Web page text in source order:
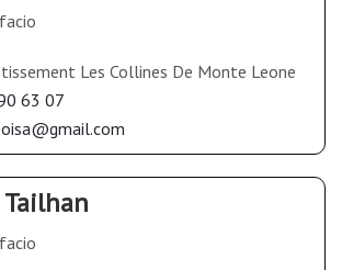
Les Collines De Monte Leone
63 07